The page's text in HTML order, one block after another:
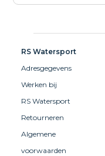
RS Watersport
Adresgegevens
Werken bij
RS Watersport
Retourneren
Algemene
voorwaarden